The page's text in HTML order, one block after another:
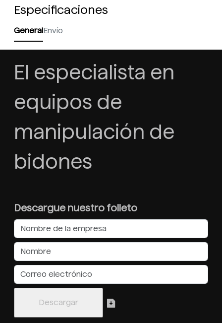
Especificaciones
GeneralEnvío
El especialista en
equipos de
manipulación de
bidones
Descargue nuestro folleto